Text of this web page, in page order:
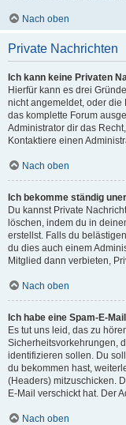
Nach oben
Private Nachrichten
Ich kann keine Privaten
Hierfür kann es drei
nicht angemeldet, oder die
das komplette Forum
Administrator dir das
Kontaktiere einen
Nach oben
Ich bekomme ständig
Du kannst Private
löschen, indem du in
erstellst. Falls du
du dies auch einem
Mitglied dann verbieten,
Nach oben
Ich habe eine Spam-E-
Es tut uns leid, das zu
Sicherheitsvorkehrungen,
identifizieren sollen. Du
du bekommen hast,
(Headers) mitzuschicken.
E-Mail verschickt hat. Der
Nach oben